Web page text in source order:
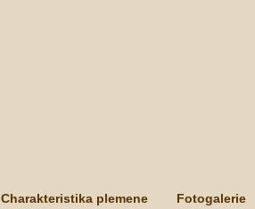
Charakteristika plemene Fotogalerie